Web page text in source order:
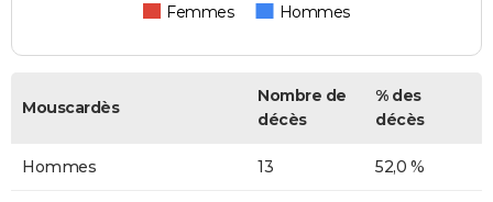
Femmes Hommes
Mouscardès
Nombre de
décès
% des
décès
Hommes 13 52,0 %